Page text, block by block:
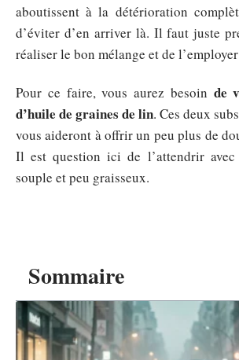
Sommaire
aboutissent à la détérioration
d’éviter d’en arriver là. Il faut juste
réaliser le bon mélange et de
Pour ce faire, vous aurez besoin de
d’huile de graines de lin. Ces deux
vous aideront à offrir un peu plus de
Il est question ici de l’attendrir avec
souple et peu graisseux.